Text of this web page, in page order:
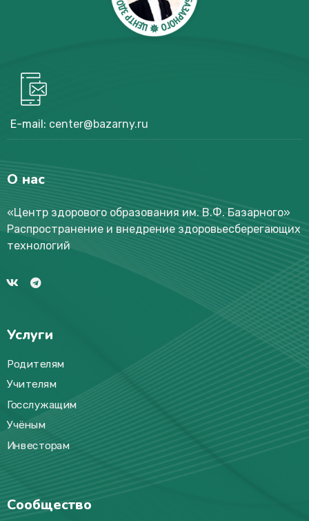
E-mail: center@bazarny.ru
О нас
«Центр здорового образования им. В.Ф. Базарного»
Распространение и внедрение здоровьесберегающих
технологий
Услуги
Родителям
Учителям
Госслужащим
Учёным
Инвесторам
Сообщество